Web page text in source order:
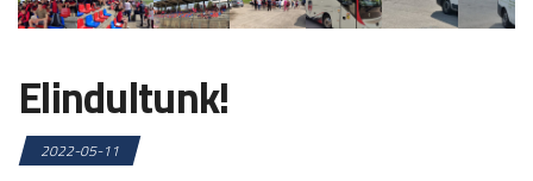
Elindultunk!
2022-05-11